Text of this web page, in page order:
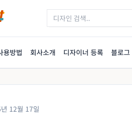
용방법 회사소개 디자이너 등록 블로그
12월 17일